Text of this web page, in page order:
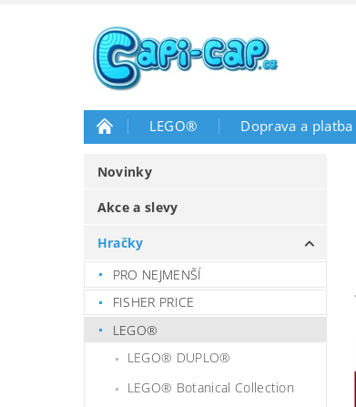
LEGO® Doprava a platba
Novinky
Akce a slevy
Hračky
PRO NEJMENŠÍ
FISHER PRICE
LEGO®
LEGO® DUPLO®
LEGO® Botanical Collection